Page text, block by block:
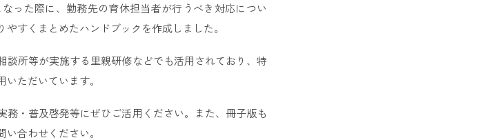
った際に、勤務先の育休担当者が行うべき対応につい
すくまとめたハンドブックを作成しました。
所等が実施する里親研修などでも活用されており、特
ただいています。
・普及啓発等にぜひご活用ください。また、冊子版も
合わせください。